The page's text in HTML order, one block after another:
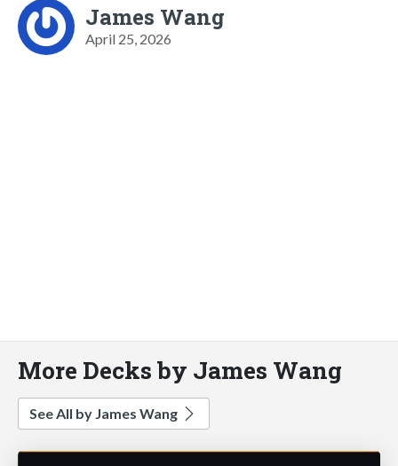
James Wang
April 25, 2026
More Decks by James Wang
See All by James Wang